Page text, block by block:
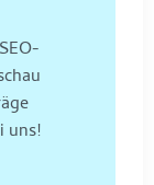
uns!